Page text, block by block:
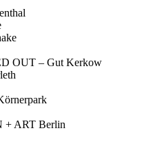
OUT – Gut Kerkow
+ ART Berlin